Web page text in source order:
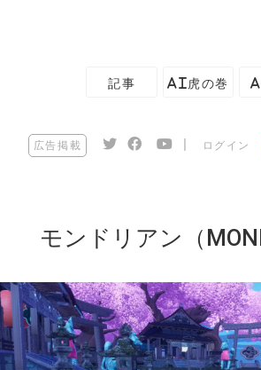
記事 AI虎の巻
広告掲載 ログイン
モンドリアン（